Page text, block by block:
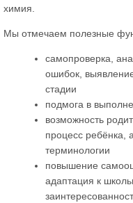
химия.
Мы отмечаем полезные
самопроверка,
ошибок,
стадии
подмога в
возможность
процесс ребёнка,
терминологии
повышение
адаптация к